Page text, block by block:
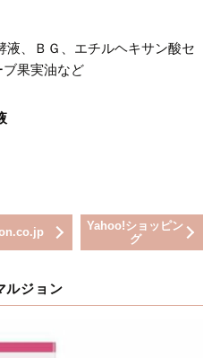
液、ＢＧ、エチルヘキサン酸セ
果実油など
Yahoo!ショッピン
グ
ルジョン